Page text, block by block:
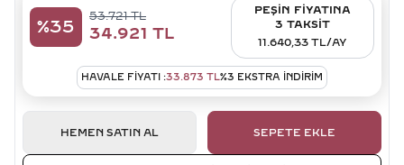
%35
53.721TL
34.921 TL
PEŞİN FİYATINA
3 TAKSİT
11.640,33 TL/AY
HAVALE FIYATI :33.873 TL%3 EKSTRA İNDİRİM
HEMEN SATIN AL SEPETE EKLE